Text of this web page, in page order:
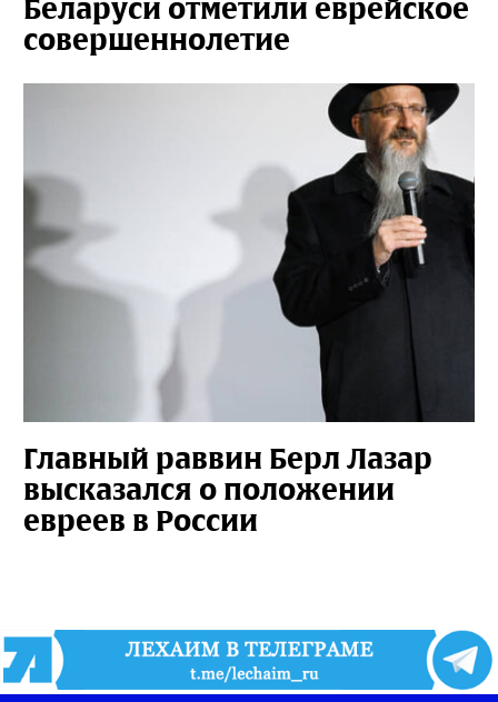
Беларуси отметили еврейское
совершеннолетие
Главный раввин Берл Лазар
высказался о положении
евреев в России